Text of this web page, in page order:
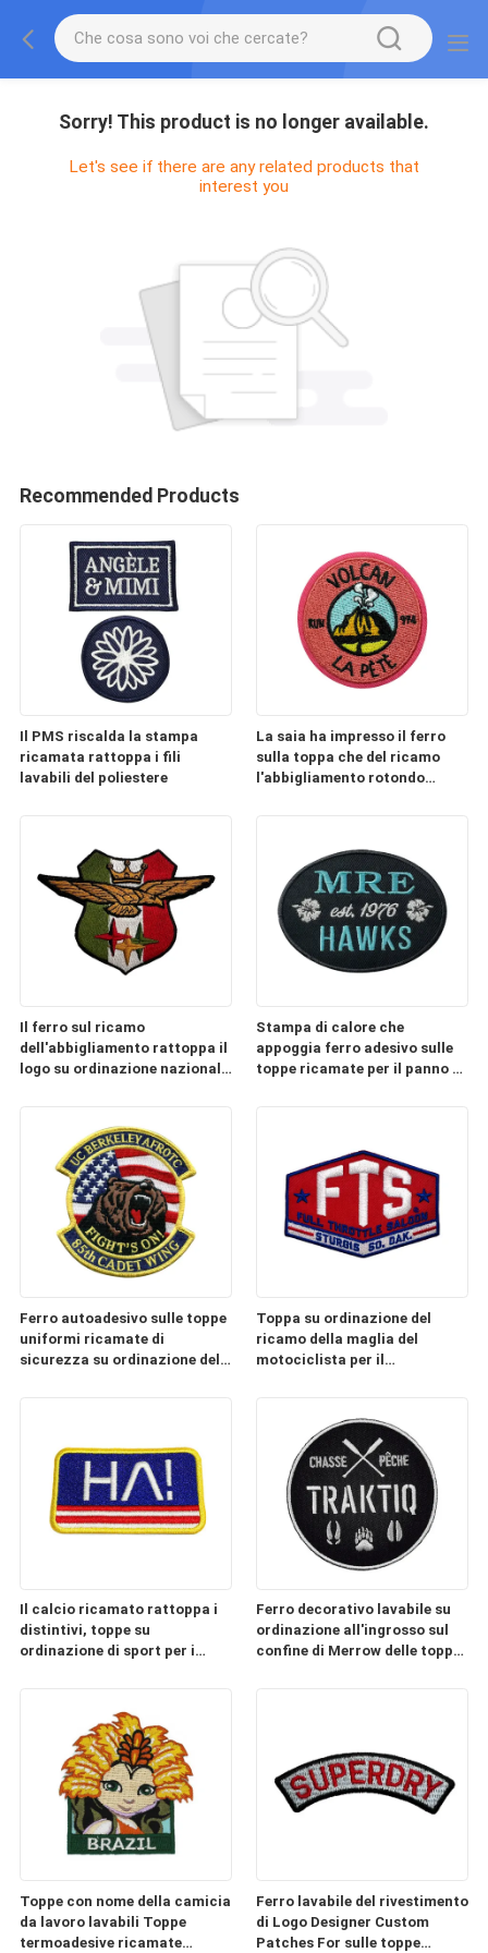
Sorry! This product is no longer available.
Let's see if there are any related products that
interest you
Recommended Products
Il PMS riscalda la stampa
ricamata rattoppa i fili
lavabili del poliestere
La saia ha impresso il ferro
sulla toppa che del ricamo
l'abbigliamento rotondo
Il ferro sul ricamo
dell'abbigliamento rattoppa il
logo su ordinazione nazionale
Stampa di calore che
appoggia ferro adesivo sulle
toppe ricamate per il panno di
Ferro autoadesivo sulle toppe
uniformi ricamate di
sicurezza su ordinazione delle
Toppa su ordinazione del
ricamo della maglia del
motociclista per il
Il calcio ricamato rattoppa i
distintivi, toppe su
ordinazione di sport per i
Ferro decorativo lavabile su
ordinazione all'ingrosso sul
confine di Merrow delle toppe
Toppe con nome della camicia
da lavoro lavabili Toppe
termoadesive ricamate
Ferro lavabile del rivestimento
di Logo Designer Custom
Patches For sulle toppe